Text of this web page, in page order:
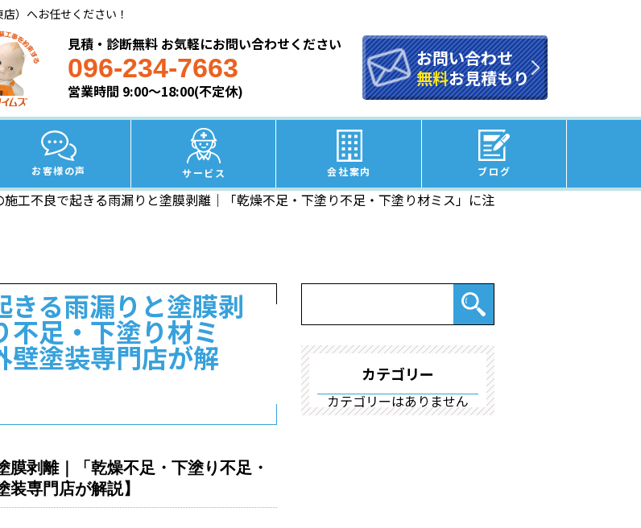
）へお任せください！
見積・診断無料 お気軽にお問い合わせください
096-234-7663
営業時間 9:00～18:00(不定休)
お問い合わせ
無料お見積もり
お客様の声 サービス 会社案内 ブログ
施工不良で起きる雨漏りと塗膜剥離｜「乾燥不足・下塗り不足・下塗り材ミス」に注
る雨漏りと塗膜剥
不足・下塗り材ミ
壁塗装専門店が解
剥離｜「乾燥不足・下塗り不足・
専門店が解説】
カテゴリー
カテゴリーはありません